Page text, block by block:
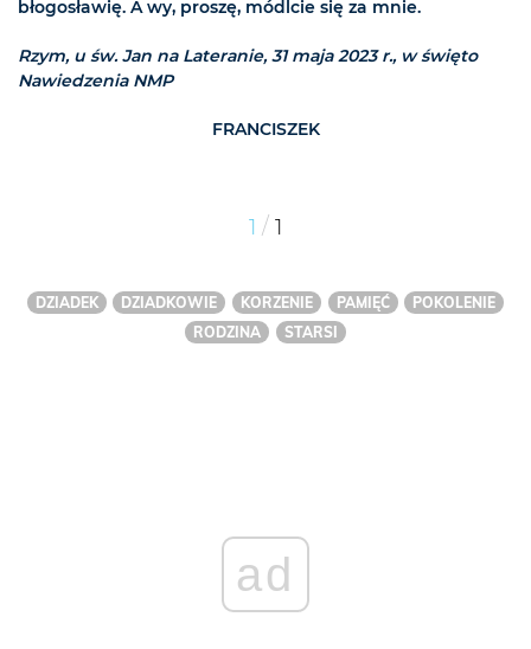
błogosławię. A wy, proszę, módlcie się za mnie.
Rzym, u św. Jan na Lateranie, 31 maja 2023 r., w święto
Nawiedzenia NMP
FRANCISZEK
1 / 1
DZIADEK DZIADKOWIE KORZENIE PAMIĘĆ
POKOLENIE
RODZINA
STARSI
ad